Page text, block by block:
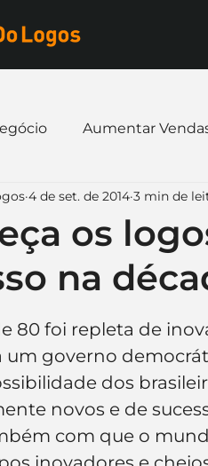
Aumentar
Email marketing
Marca Nome para
Slogan
Embalagens nome
os
na
4 de set. de 2014 3 min de
NaN de 5 estrelas.
80 foi repleta de
um governo
dos
novos e de
com que o